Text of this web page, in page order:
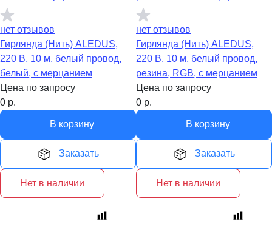
нет отзывов
Гирлянда (Нить) ALEDUS,
220 В, 10 м, белый провод,
белый, с мерцанием
Цена по запросу
0 р.
В корзину
Заказать
Нет в наличии
нет отзывов
Гирлянда (Нить) ALEDUS,
220 В, 10 м, белый провод,
резина, RGB, с мерцанием
Цена по запросу
0 р.
В корзину
Заказать
Нет в наличии